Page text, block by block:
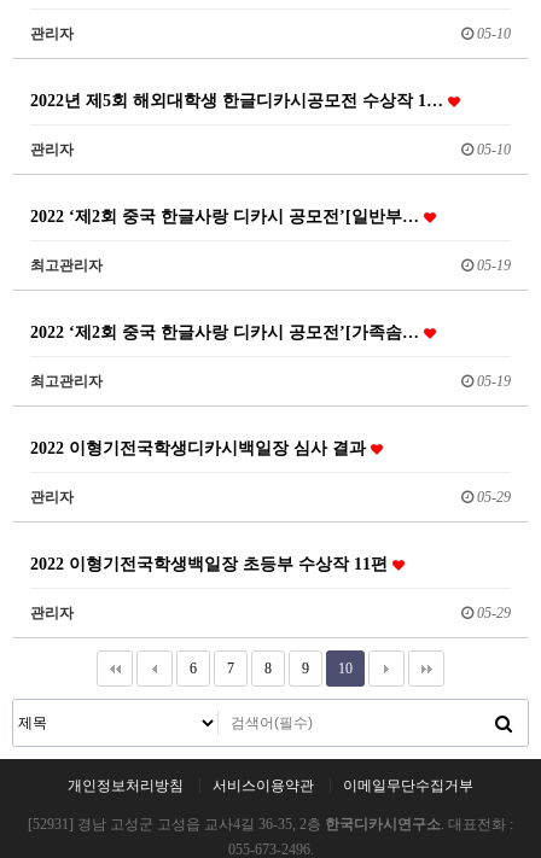
관리자 05-10
2022년 제5회 해외대학생 한글디카시공모전 수상작 1…
관리자 05-10
2022 ‘제2회 중국 한글사랑 디카시 공모전’[일반부…
최고관리자 05-19
2022 ‘제2회 중국 한글사랑 디카시 공모전’[가족솜…
최고관리자 05-19
2022 이형기전국학생디카시백일장 심사 결과
관리자 05-29
2022 이형기전국학생백일장 초등부 수상작 11편
관리자 05-29
6 7 8 9 10
개인정보처리방침 서비스이용약관 이메일무단수집거부
[52931] 경남 고성군 고성읍 교사4길 36-35, 2층 한국디카시연구소. 대표전화 :
055-673-2496.